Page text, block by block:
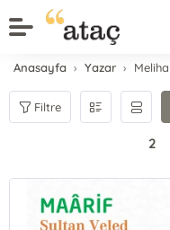
Anasayfa Yazar
Filtre
2